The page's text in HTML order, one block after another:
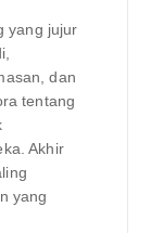
yang jujur
dan
tentang
Akhir
yang